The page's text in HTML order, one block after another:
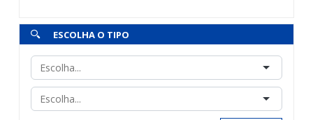
ESCOLHA O TIPO